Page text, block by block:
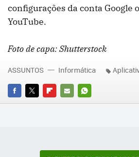
configurações da conta Google
YouTube.
Foto de capa: Shutterstock
FACEBOOK
TWITTERFLIPBOARD
E-
WHATSAPP
ASSUNTOS Informática